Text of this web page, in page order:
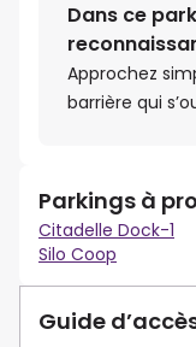
Dans ce
Approchez
barrière qui
Parkings à
Citadelle Dock-1
Silo Coop
Guide